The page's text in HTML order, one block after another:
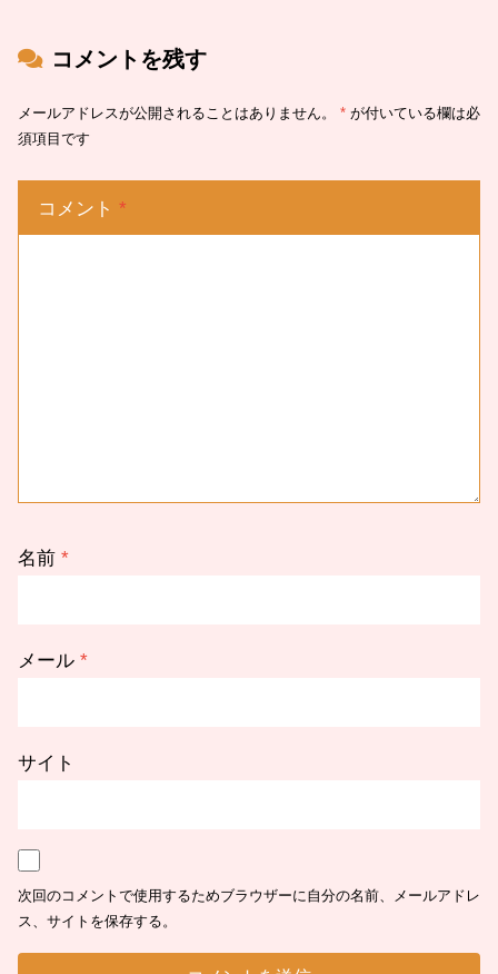
コメントを残す
メールアドレスが公開されることはありません。 * が付いている欄は必
須項目です
コメント *
名前 *
メール *
サイト
次回のコメントで使用するためブラウザーに自分の名前、メールアドレ
ス、サイトを保存する。